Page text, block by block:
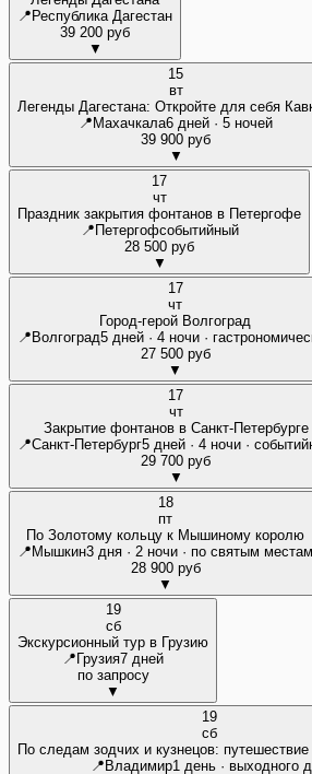
📍Республика Дагестан
39 200 руб
▼
15
вт
Легенды Дагестана: Откройте для себя
📍Махачкала6 дней · 5 ночей
39 900 руб
▼
17
чт
Праздник закрытия фонтанов в Петергофе
📍Петергофсобытийный
28 500 руб
▼
17
чт
Город-герой Волгоград
📍Волгоград5 дней · 4 ночи ·
27 500 руб
▼
17
чт
Закрытие фонтанов в Санкт-Петербурге
📍Санкт-Петербург5 дней · 4 ночи ·
29 700 руб
▼
18
пт
По Золотому кольцу к Мышиному королю
📍Мышкин3 дня · 2 ночи · по святым местам
28 900 руб
▼
19
сб
Экскурсионный тур в Грузию
📍Грузия7 дней
по запросу
▼
19
сб
По следам зодчих и кузнецов:
📍Владимир1 день · выходного